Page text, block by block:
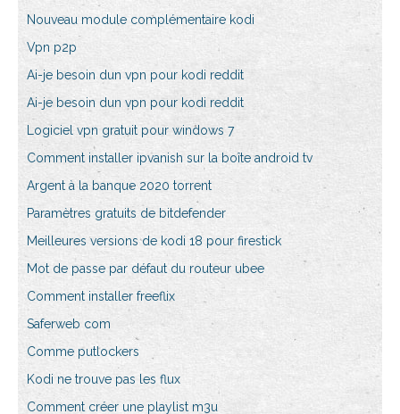
Nouveau module complémentaire kodi
Vpn p2p
Ai-je besoin dun vpn pour kodi reddit
Ai-je besoin dun vpn pour kodi reddit
Logiciel vpn gratuit pour windows 7
Comment installer ipvanish sur la boîte android tv
Argent à la banque 2020 torrent
Paramètres gratuits de bitdefender
Meilleures versions de kodi 18 pour firestick
Mot de passe par défaut du routeur ubee
Comment installer freeflix
Saferweb com
Comme putlockers
Kodi ne trouve pas les flux
Comment créer une playlist m3u